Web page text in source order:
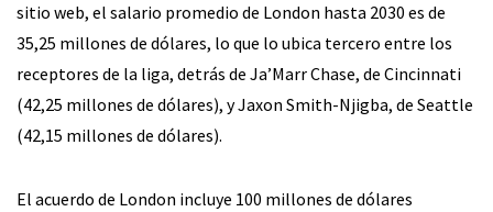
sitio web, el salario promedio de London hasta 2030 es de
35,25 millones de dólares, lo que lo ubica tercero entre los
receptores de la liga, detrás de Ja’Marr Chase, de Cincinnati
(42,25 millones de dólares), y Jaxon Smith-Njigba, de Seattle
(42,15 millones de dólares).
El acuerdo de London incluye 100 millones de dólares